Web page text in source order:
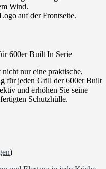
Wind.
auf der Frontseite.
600er Built In Serie
nur eine praktische,
für jeden Grill der 600er Built
und erhöhen Sie seine
Schutzhülle.
)